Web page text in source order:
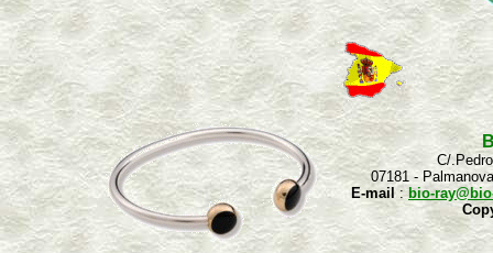
C/
07181 -
E-mail :bio-